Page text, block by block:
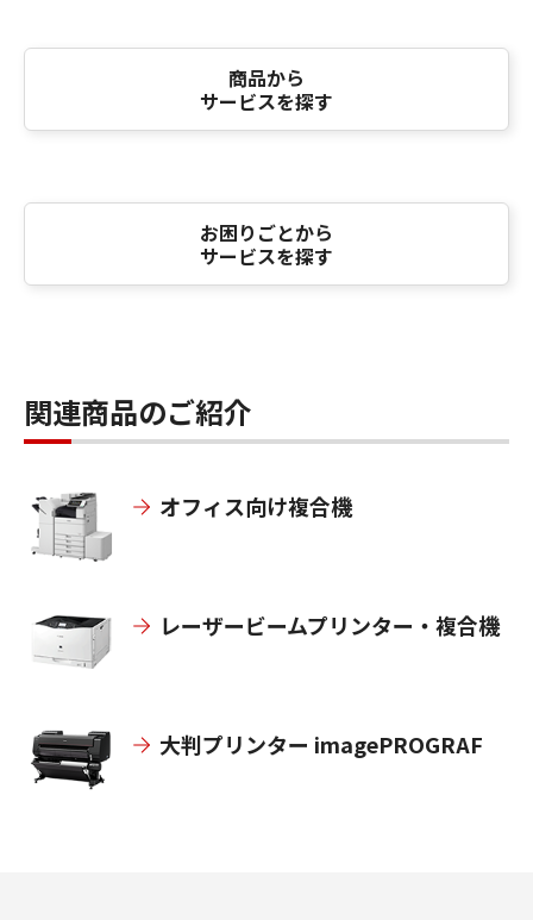
商品から
サービスを探す
お困りごとから
サービスを探す
関連商品のご紹介
オフィス向け複合機
レーザービームプリンター・複合機
大判プリンター imagePROGRAF